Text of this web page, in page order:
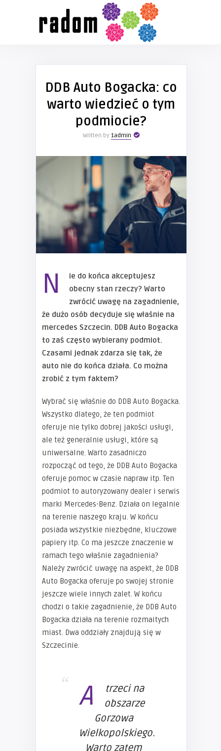
DDB Auto Bogacka: co
warto wiedzieć o tym
podmiocie?
Written by 1admin
N
ie do końca akceptujesz
obecny stan rzeczy? Warto
zwrócić uwagę na zagadnienie,
że dużo osób decyduje się właśnie na
mercedes Szczecin. DDB Auto Bogacka
to zaś często wybierany podmiot.
Czasami jednak zdarza się tak, że
auto nie do końca działa. Co można
zrobić z tym faktem?
Wybrać się właśnie do DDB Auto Bogacka.
Wszystko dlatego, że ten podmiot
oferuje nie tylko dobrej jakości usługi,
ale też generalnie usługi, które są
uniwersalne. Warto zasadniczo
rozpocząć od tego, że DDB Auto Bogacka
oferuje pomoc w czasie napraw itp. Ten
podmiot to autoryzowany dealer i serwis
marki Mercedes-Benz. Działa on legalnie
na terenie naszego kraju. W końcu
posiada wszystkie niezbędne, kluczowe
papiery itp. Co ma jeszcze znaczenie w
ramach tego właśnie zagadnienia?
Należy zwrócić uwagę na aspekt, że DDB
Auto Bogacka oferuje po swojej stronie
jeszcze wiele innych zalet. W końcu
chodzi o takie zagadnienie, że DDB Auto
Bogacka działa na terenie rozmaitych
miast. Dwa oddziały znajdują się w
Szczecinie.
A
trzeci na
obszarze
Gorzowa
Wielkopolskiego.
Warto zatem